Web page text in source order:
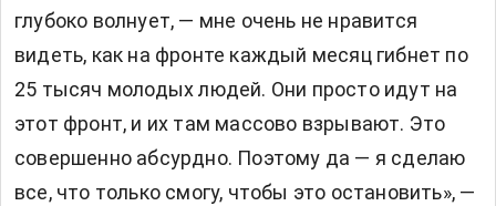
глубоко волнует, — мне очень не нравится
видеть, как на фронте каждый месяц гибнет по
25 тысяч молодых людей. Они просто идут на
этот фронт, и их там массово взрывают. Это
совершенно абсурдно. Поэтому да — я сделаю
все, что только смогу, чтобы это остановить», —